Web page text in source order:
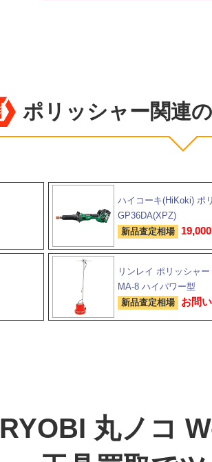
ポリッシャー関連
ハイコーキ(HiKoki) ポ
GP36DA(XPZ)
新品査定相場 19,000
リンレイ ポリッシャー
MA-8 ハイパワー型
新品査定相場 お問
RYOBI 丸ノコ